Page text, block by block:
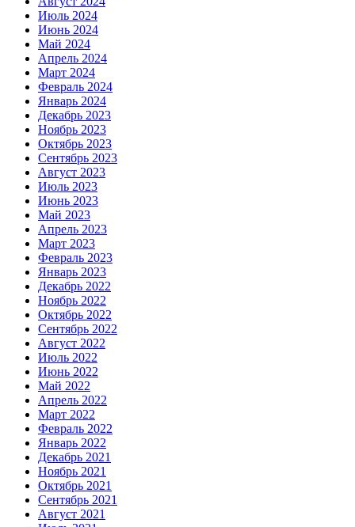
Июль 2024
Июнь 2024
Май 2024
Апрель 2024
Март 2024
Февраль 2024
Январь 2024
Декабрь 2023
Ноябрь 2023
Октябрь 2023
Сентябрь 2023
Август 2023
Июль 2023
Июнь 2023
Май 2023
Апрель 2023
Март 2023
Февраль 2023
Январь 2023
Декабрь 2022
Ноябрь 2022
Октябрь 2022
Сентябрь 2022
Август 2022
Июль 2022
Июнь 2022
Май 2022
Апрель 2022
Март 2022
Февраль 2022
Январь 2022
Декабрь 2021
Ноябрь 2021
Октябрь 2021
Сентябрь 2021
Август 2021